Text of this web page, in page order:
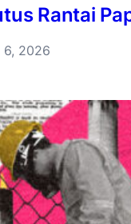
Rantai
6, 2026